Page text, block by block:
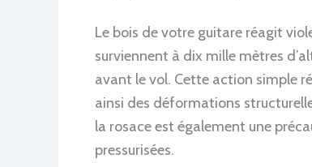
Le bois de votre guitare réagit
surviennent à dix mille mètres
avant le vol. Cette action simple
ainsi des déformations
la rosace est également une
pressurisées.